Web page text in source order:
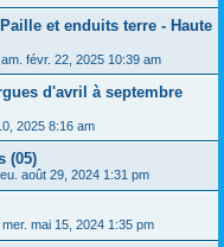
et enduits terre - Haute
févr. 22, 2025 10:39 am
d'avril à septembre
2025 8:16 am
(05)
août 29, 2024 1:31 pm
mer. mai 15, 2024 1:35 pm